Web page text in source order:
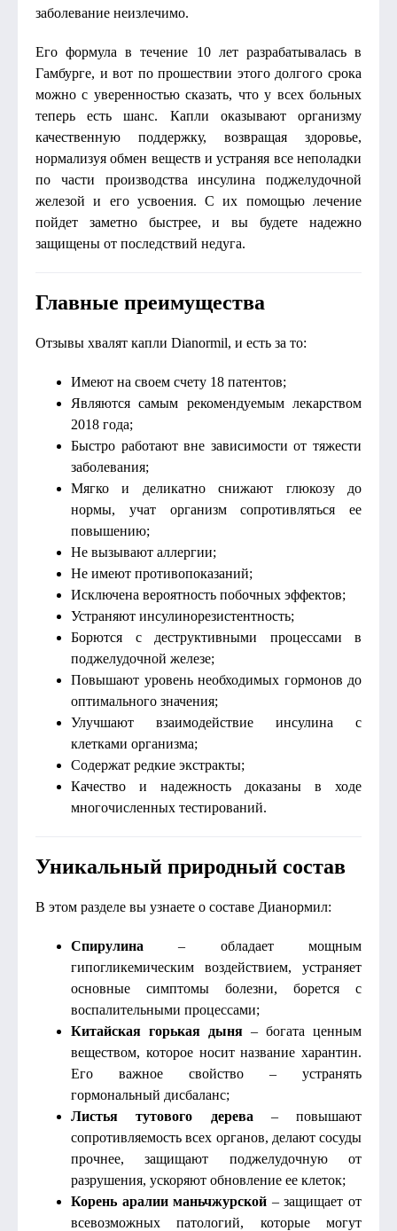
заболевание неизлечимо.
Его формула в течение 10 лет разрабатывалась в
Гамбурге, и вот по прошествии этого долгого срока
можно с уверенностью сказать, что у всех больных
теперь есть шанс. Капли оказывают организму
качественную поддержку, возвращая здоровье,
нормализуя обмен веществ и устраняя все неполадки
по части производства инсулина поджелудочной
железой и его усвоения. С их помощью лечение
пойдет заметно быстрее, и вы будете надежно
защищены от последствий недуга.
Главные преимущества
Отзывы хвалят капли Dianormil, и есть за то:
Имеют на своем счету 18 патентов;
Являются самым рекомендуемым лекарством
2018 года;
Быстро работают вне зависимости от тяжести
заболевания;
Мягко и деликатно снижают глюкозу до
нормы, учат организм сопротивляться ее
повышению;
Не вызывают аллергии;
Не имеют противопоказаний;
Исключена вероятность побочных эффектов;
Устраняют инсулинорезистентность;
Борются с деструктивными процессами в
поджелудочной железе;
Повышают уровень необходимых гормонов до
оптимального значения;
Улучшают взаимодействие инсулина с
клетками организма;
Содержат редкие экстракты;
Качество и надежность доказаны в ходе
многочисленных тестирований.
Уникальный природный состав
В этом разделе вы узнаете о составе Дианормил:
Спирулина – обладает мощным
гипогликемическим воздействием, устраняет
основные симптомы болезни, борется с
воспалительными процессами;
Китайская горькая дыня – богата ценным
веществом, которое носит название харантин.
Его важное свойство – устранять
гормональный дисбаланс;
Листья тутового дерева – повышают
сопротивляемость всех органов, делают сосуды
прочнее, защищают поджелудочную от
разрушения, ускоряют обновление ее клеток;
Корень аралии маньчжурской – защищает от
всевозможных патологий, которые могут